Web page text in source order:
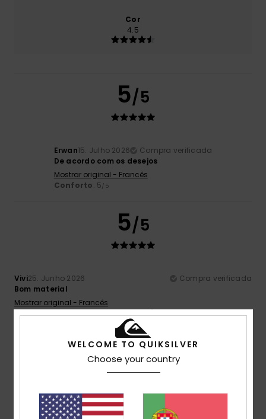
Cor
4.5
5/5
Erwan15. Julho 2026
Compra verificada
De acordo com os desejos
Mostrar original - Francês
Conforto: 5/5
5/5
Vivi25. Junho 2026
Compra verificada
Bom material
Mostrar original - Francês
Conforto: 5/5 Relação qualidade/preço: 4/5 Tamanho:
Material: 4 /5 Cor
Eu recomendo este produto
2/5
WELCOME TO QUIKSILVER
Choose your country